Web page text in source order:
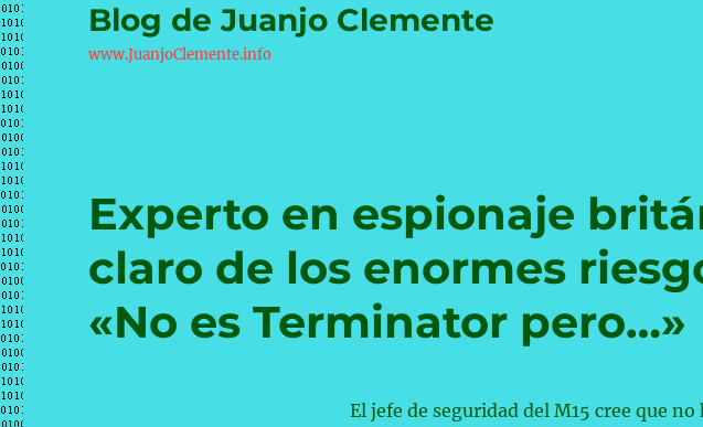
Blog de Juanjo Clemente
www.JuanjoClemente.info
Experto en espionaje
claro de los enormes
«No es Terminator pero…»
El jefe de seguridad del M15 cree que